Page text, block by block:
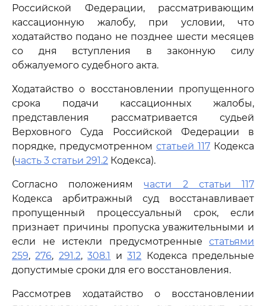
Российской Федерации, рассматривающим
кассационную жалобу, при условии, что
ходатайство подано не позднее шести месяцев
со дня вступления в законную силу
обжалуемого судебного акта.
Ходатайство о восстановлении пропущенного
срока подачи кассационных жалобы,
представления рассматривается судьей
Верховного Суда Российской Федерации в
порядке, предусмотренном статьей 117 Кодекса
(часть 3 статьи 291.2 Кодекса).
Согласно положениямчасти 2 статьи 117
Кодекса арбитражный суд восстанавливает
пропущенный процессуальный срок, если
признает причины пропуска уважительными и
если не истекли предусмотренные статьями
259,276, 291.2,308.1 и312 Кодекса предельные
допустимые сроки для его восстановления.
Рассмотрев ходатайство о восстановлении